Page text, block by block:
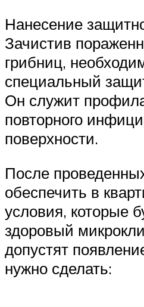
Нанесение
Зачистив
грибниц,
специальный
Он служит
повторного
поверхности.
После
обеспечить в
условия, которые
здоровый
допустят
нужно сделать: